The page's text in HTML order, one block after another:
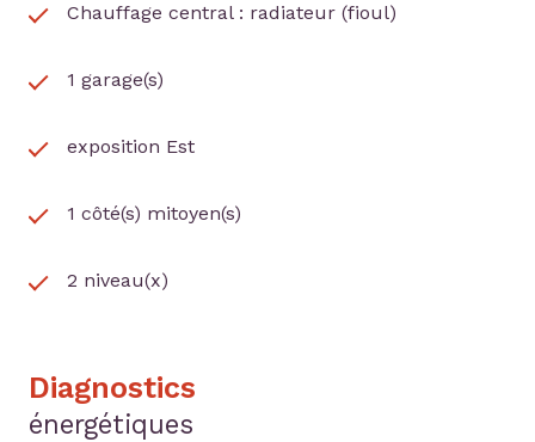
Chauffage central : radiateur (fioul)
1 garage(s)
exposition Est
1 côté(s) mitoyen(s)
2 niveau(x)
Diagnostics
énergétiques